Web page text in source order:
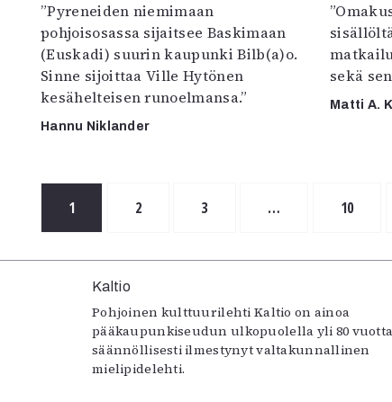
”Pyreneiden niemimaan
pohjoisosassa sijaitsee Baskimaan
(Euskadi) suurin kaupunki Bilb(a)o.
Sinne sijoittaa Ville Hytönen
kesähelteisen runoelmansa.”
Hannu Niklander
sekä
Matti A.
1 2 3 … 10
Kaltio
Pohjoinen kulttuurilehti Kaltio on ainoa
pääkaupunkiseudun ulkopuolella yli 80 vuotta
säännöllisesti ilmestynyt valtakunnallinen
mielipidelehti.